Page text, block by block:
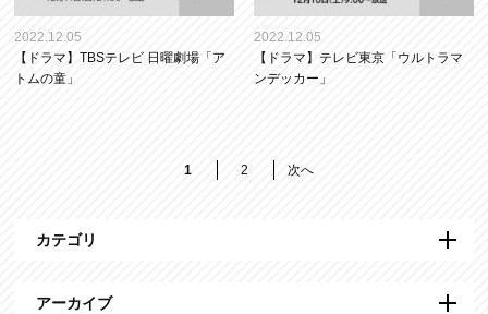
2022.12.05
【ドラマ】TBSテレビ 日曜劇場「ア
トムの童」
2022.12.05
【ドラマ】テレビ東京「ウルトラマ
ンデッカー」
1 2 次へ
カテゴリ
アーカイブ